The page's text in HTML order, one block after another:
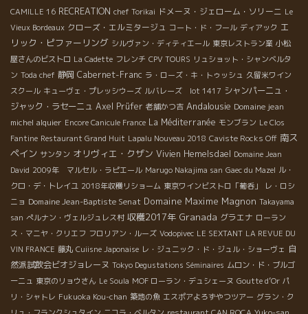
CAMILLE 16 RECREATION chef Torikai ドメーヌ・ジェローム・ソリーニ Le
Vieux Bordeaux クローズ・エルミタージュ コート・ド・フール ディアック エ
リック・ピファーリング シルヴァン・ディティエール 東京レストラン業 小松
屋さんのビストロ La Cadette フレンチ CPV TOURS リュショット・シャンベルタ
ン Toda chef 静岡 Cabernet-Franc ラ・ローズ・キ・トゥッシュ 久留米ワイン
スクール キューヴェ・プレッシウーズ ルバレーズ lot 1417 シャンパーニュ・
ジャック・ラセーニュ Axel Prüfer 老舗かつ吉 Andalousie Domaine jean
michel alquier Encore Canicule France La Méditerranée モンブラン Le Clos
Fantine Restaurant Grand Huit Lapalu Nouveau 2018 Caviste Rocks Off 南ス
ペイン サンタン オリヴィエ・クザン Vivien Hemelsdael Domaine Jean
David 2009年 マルセル・ラピエール Marugo Nakajima san Gaec du Mazel ル・
クロ・デ・トレイユ 2018年収穫リショーム 東京ワインビストロ「葡呑」
レ・ロシ
ニョ Domaine Jean-Baptiste Senat Domaine Maxime Magnon Takayama
san ぺルナン・ヴェルジュレス村 収穫2017年 Granada グラエナ ローラン
ス・マニヤ・クリエフ フロリアン・ルーズ Vodopivec LE SEXTANT LA REVUE DU
VIN FRANCE 藤丸 Cuiisne Japonaise レ・ジュニック・ド・ジュル・ショーヴェ 自
然派試飲会ビオジョレーヌ Tokyo Degustations Séminaires ムロン・ド・ブルゴ
ーニュ 東京のリョウさん Le Soula MOF ローラン・デュシェーヌ Goutte d’Or パ
リ・シャトレ Fukuoka Kou-chan 築地の魚 エスポアよろずやつツアー グラン・ク